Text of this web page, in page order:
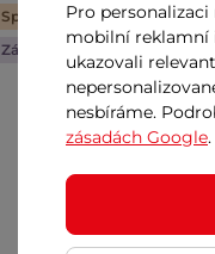
Splátky za 0%
Doprava
Záruka 10 let
Pro
mobilní reklamní
ukazovali
nesbíráme.
zásadách Google.